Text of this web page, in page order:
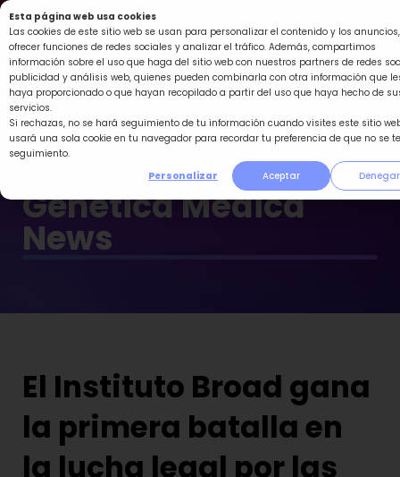
Esta página web usa cookies
Las cookies de este sitio web se usan para personalizar el contenido y los anuncios,
ofrecer funciones de redes sociales y analizar el tráfico. Además, compartimos
información sobre el uso que haga del sitio web con nuestros partners de redes
publicidad y análisis web, quienes pueden combinarla con otra información que
haya proporcionado o que hayan recopilado a partir del uso que haya hecho de
servicios.
Si rechazas, no se hará seguimiento de tu información cuando visites este sitio
usará una sola cookie en tu navegador para recordar tu preferencia de que no se
seguimiento.
Personalizar
Aceptar Denegar
Ir
al
contenido
Genética Médica
News
El Instituto Broad gana
la primera batalla en
la lucha legal por las